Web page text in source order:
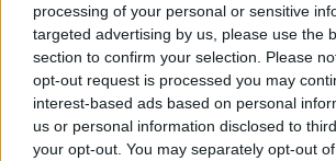
processing of your personal or sensitive
targeted advertising by us, please use the
section to confirm your selection. Please
opt-out request is processed you may
interest-based ads based on personal
us or personal information disclosed to
your opt-out. You may separately opt-out